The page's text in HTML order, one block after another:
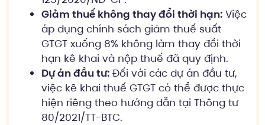
Giảm thuế không thay đổi thời hạn: Việc
áp dụng chính sách giảm thuế suất
GTGT xuống 8% không làm thay đổi thời
hạn kê khai và nộp thuế đã quy định.
Dự án đầu tư: Đối với các dự án đầu tư,
việc kê khai thuế GTGT có thể được thực
hiện riêng theo hướng dẫn tại Thông tư
80/2021/TT-BTC.